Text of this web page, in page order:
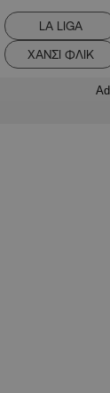
LA LIGA
ΧΑΝΣΙ ΦΛΙΚ